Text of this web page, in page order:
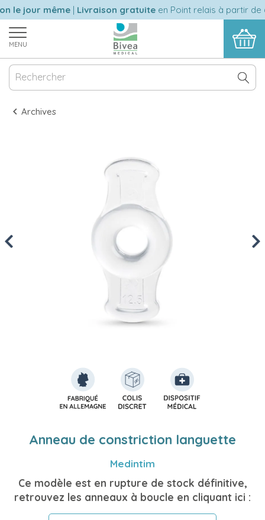
le jour même|Livraison gratuiteen Point relais à partir de
MENU
Archives
Previous
Anneau de constriction languette
Medintim
Ce modèle est en rupture de stock définitive,
retrouvez les anneaux à boucle en cliquant ici :